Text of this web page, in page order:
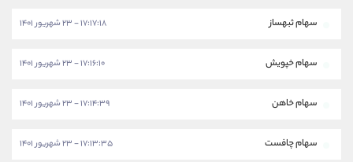
سهام ثبهساز ۱۷:۱۷:۱۸ - ۲۳ شهریور ۱۴۰۱
سهام خپویش ۱۷:۱۶:۱۰ - ۲۳ شهریور ۱۴۰۱
سهام خاهن ۱۷:۱۴:۳۹ - ۲۳ شهریور ۱۴۰۱
سهام چافست ۱۷:۱۳:۳۵ - ۲۳ شهریور ۱۴۰۱